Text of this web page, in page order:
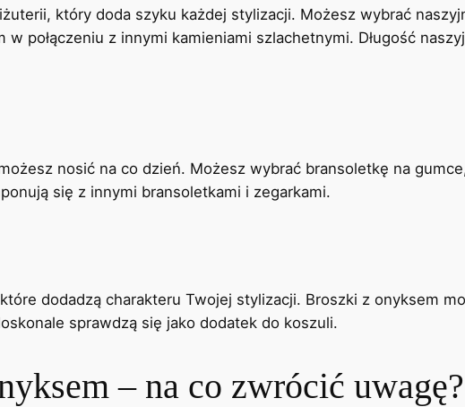
który doda szyku każdej stylizacji. Możesz wybrać
połączeniu z innymi kamieniami szlachetnymi. Długość
nosić na co dzień. Możesz wybrać bransoletkę na
się z innymi bransoletkami i zegarkami.
dodadzą charakteru Twojej stylizacji. Broszki z onyksem
sprawdzą się jako dodatek do koszuli.
– na co zwrócić uwagę?